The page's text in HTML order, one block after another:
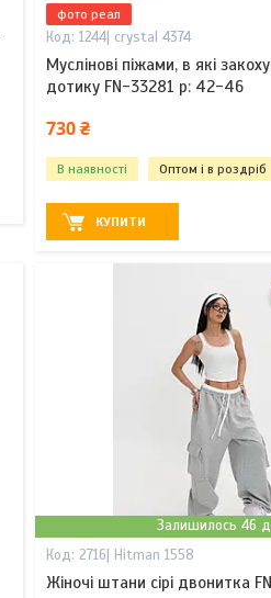
фото реал
1244| crystal 4374
Муслінові піжами, в які
дотику FN-33281 р: 42-46
730 ₴
В наявності Оптом і в роздріб
КУПИТИ
Залишилось 46
2716| Hitman 1558
Жіночі штани сірі двонитка